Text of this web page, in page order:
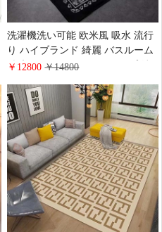
洗濯機洗い可能 欧米風 吸水 流行
り ハイブランド 綺麗 バスルーム
絨毯 ア・ベイシング・エイプ 純
ル 玄関ホール ロゴ付き 滑り止め
シート ア・ベイシング・エイプ
滑り止め 送料無料
￥12800￥14800